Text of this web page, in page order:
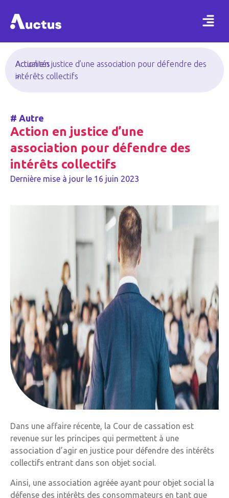
Actualités
>
Action en justice d’une association pour défendre des
intérêts collectifs
# Autre
Action en justice d’une
association pour défendre des
intérêts collectifs
Dernière mise à jour le 16 juin 2023
Dans une affaire récente, la Cour de cassation est
revenue sur les principes qui permettent à une
association d’agir en justice pour défendre des intérêts
collectifs entrant dans son objet social.
Ainsi, une association agréée ayant pour objet social la
défense des intérêts des consommateurs en tant que